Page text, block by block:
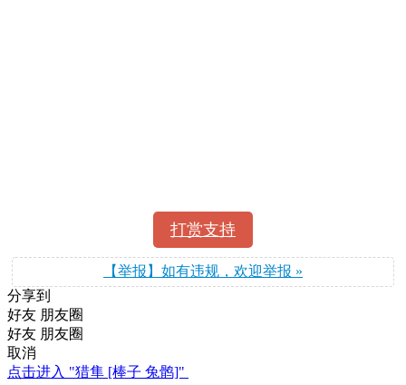
打赏支持
【举报】如有违规，欢迎举报 »
分享到
好友 朋友圈
好友 朋友圈
取消
点击进入 "猎隼 [棒子 兔鹘]"